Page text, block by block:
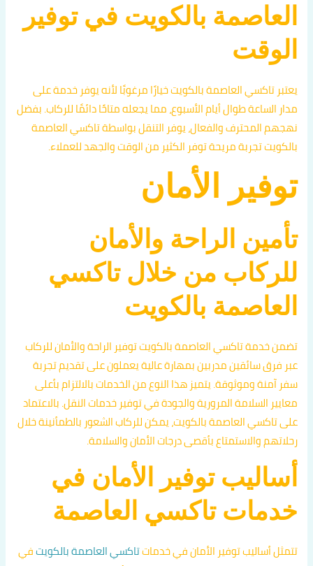
العاصمة بالكويت في توفير
الوقت
يعتبر تاكسي العاصمة بالكويت خيارًا مرغوبًا لأنه يوفر خدمة على
مدار الساعة طوال أيام الأسبوع، مما يجعله متاحًا دائمًا للركاب. بفضل
نهجهم المحترف والفعال، يوفر التنقل بواسطة تاكسي العاصمة
بالكويت تجربة مريحة توفر الكثير من الوقت والجهد للعملاء.
توفير الأمان
تأمين الراحة والأمان
للركاب من خلال تاكسي
العاصمة بالكويت
تضمن خدمة تاكسي العاصمة بالكويت توفير الراحة والأمان للركاب
عبر فرق سائقين مدربين بمهارة عالية يعملون على تقديم تجربة
سفر آمنة وموثوقة. يتميز هذا النوع من الخدمات بالالتزام بأعلى
معايير السلامة المرورية والجودة في توفير خدمات النقل. بالاعتماد
على تاكسي العاصمة بالكويت، يمكن للركاب الشعور بالطمأنينة خلال
رحلاتهم والاستمتاع بأقصى درجات الأمان والسلامة.
أساليب توفير الأمان في
خدمات تاكسي العاصمة
تتمثل أساليب توفير الأمان في خدماتتاكسي العاصمة بالكويتفي